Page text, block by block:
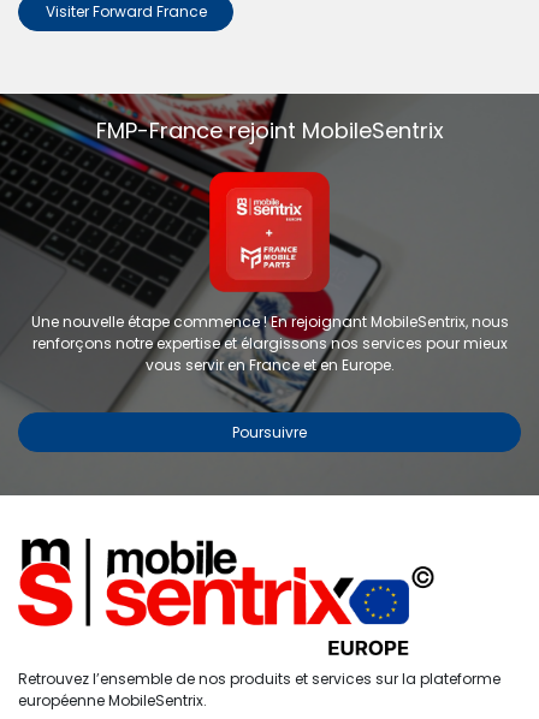
Étiquettes
Accueil Recherche
0
Compte
Visiter Forward France
FMP-France rejoint MobileSentrix
Une nouvelle étape commence ! En rejoignant MobileSentrix, nous
renforçons notre expertise et élargissons nos services pour mieux
vous servir en France et en Europe.
Poursuivre
Retrouvez l’ensemble de nos produits et services sur la plateforme
européenne MobileSentrix.
Copyright © 2024 FMP-France. Tous droits réservés